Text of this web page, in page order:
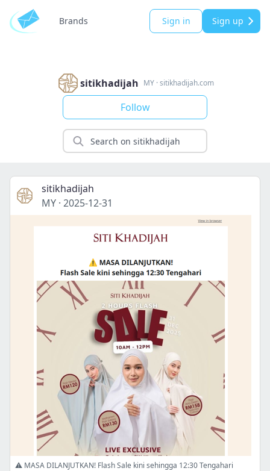
Brands Sign in Sign up
sitikhadijah MY ·sitikhadijah.com
Follow
sitikhadijah
MY · 2025-12-31
⚠️ MASA DILANJUTKAN! Flash Sale kini sehingga 12:30 Tengahari